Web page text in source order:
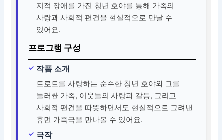
지적 장애를 가진 청년 호야를 통해 가족의
사랑과 사회적 편견을 현실적으로 만날 수
있어요.
프로그램 구성
작품 소개
트로트를 사랑하는 순수한 청년 호야와 그를
둘러싼 가족, 이웃들의 사랑과 갈등, 그리고
사회적 편견을 따뜻하면서도 현실적으로 그려낸
휴먼 가족극을 만나볼 수 있어요.
극작